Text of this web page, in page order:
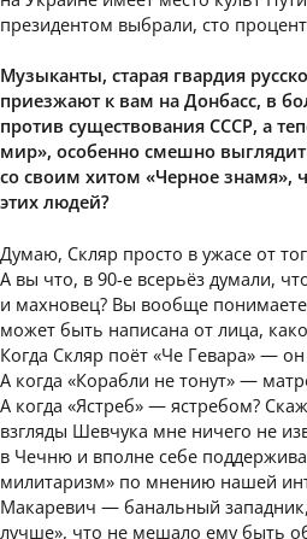
президентом выбрали, сто
Музыканты, старая гвардия
приезжают к вам на Донбасс, в
против существования СССР, а
мир», особенно смешно
со своим хитом «Черное знамя»,
этих людей?
Думаю, Скляр просто в ужасе от
А вы что, в 90-е всерьёз думали,
и махновец? Вы вообще
может быть написана от лица,
Когда Скляр поёт «Че Гевара» —
А когда «Корабли не тонут» —
А когда «Ястреб» — ястребом?
взгляды Шевчука мне ничего не
в Чечню и вполне себе
милитаризм» по мнению нашей
Макаревич — банальный
лучше», что не мешало ему быть